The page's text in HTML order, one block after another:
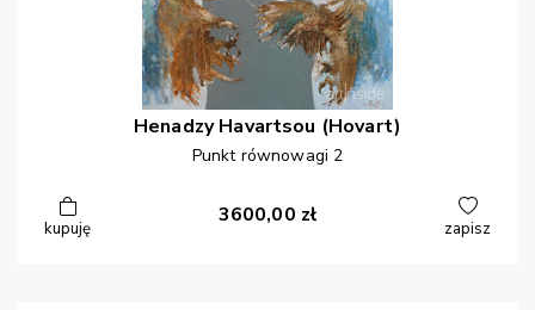
Henadzy Havartsou (Hovart)
Punkt równowagi 2
kupuję
3600,00 zł
zapisz